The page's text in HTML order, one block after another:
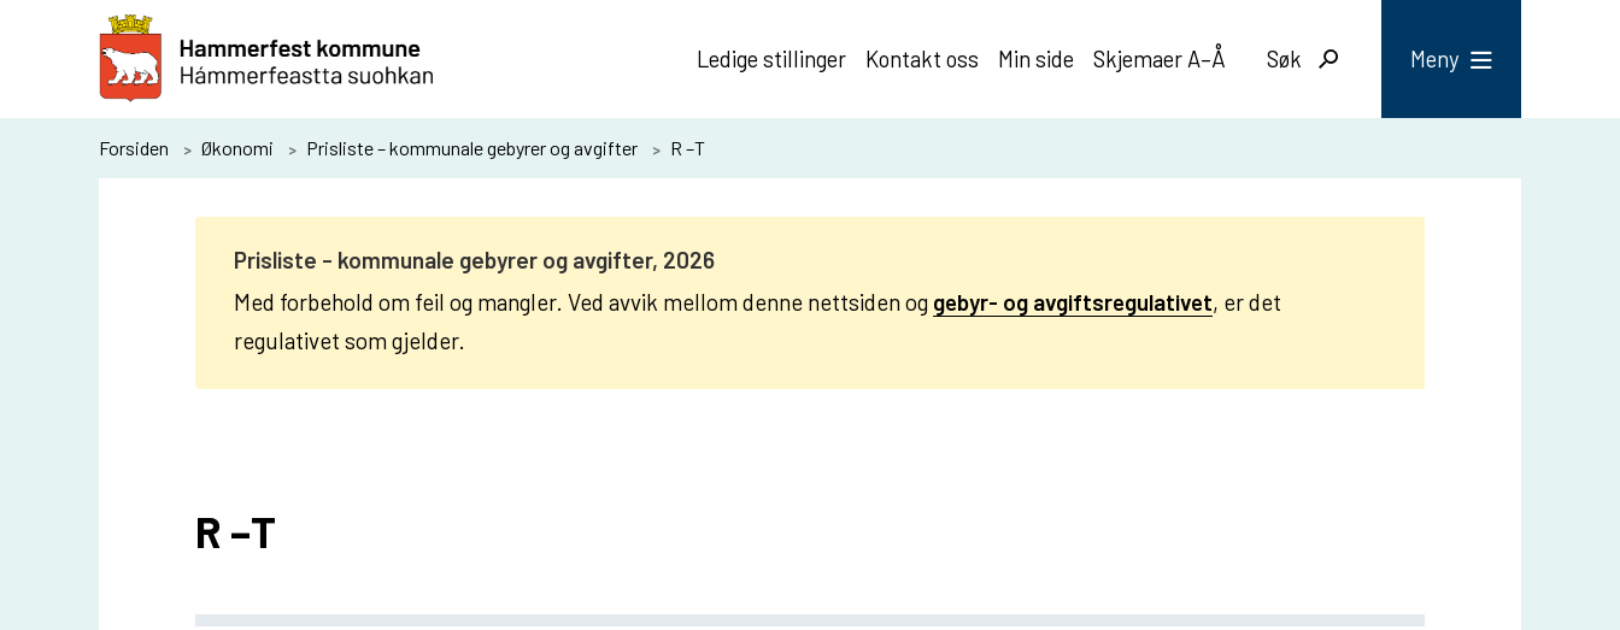
H
a
m
m
e
Ledige stillinger Kontakt oss Min side Skjemaer A–Å Søk Meny
Du
er
Forsiden Økonomi Prisliste – kommunale gebyrer og avgifter R –T
Prisliste - kommunale gebyrer og avgifter, 2026
Med forbehold om feil og mangler. Ved avvik mellom denne nettsiden og gebyr- og avgiftsregulativet, er det
regulativet som gjelder.
R –T